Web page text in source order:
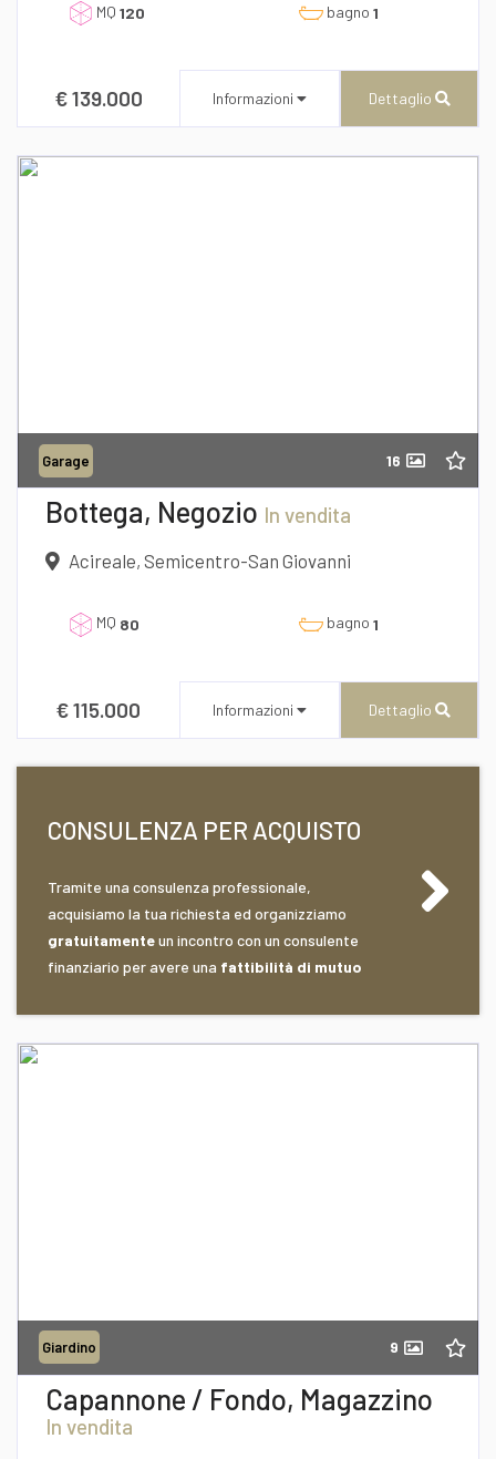
l'informativa sulla privacy
MQ 120 bagno 1
€ 139.000 Informazioni Dettaglio
l'informativa sulla privacy
Garage 16
Bottega, Negozio In vendita
Acireale, Semicentro-San Giovanni
MQ 80 bagno 1
€ 115.000 Informazioni Dettaglio
CENTURY 21 AZ Immobiliare
Corso Umberto I, 196/A
Recapito telefonico
Desidero Visionare L'Immobile
CONSULENZA PER ACQUISTO
Tramite una consulenza professionale,
acquisiamo la tua richiesta ed organizziamo
gratuitamenteun incontro con un consulente
finanziario per avere una fattibilità di mutuo
Giardino 9
Capannone / Fondo, Magazzino
In vendita